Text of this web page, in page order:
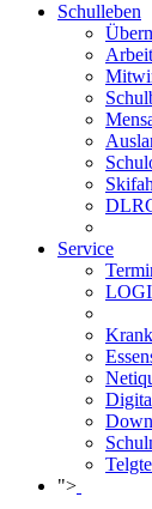
Schulleben
Service
">